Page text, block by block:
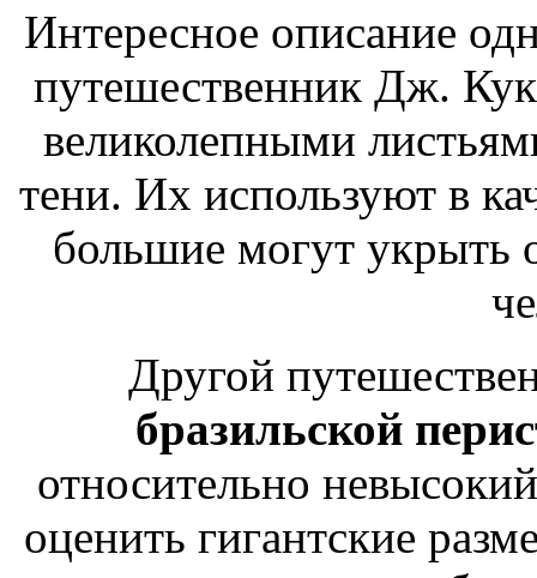
Интересное описание
путешественник Дж.
великолепными
тени. Их используют в
большие могут укрыть
Другой
бразильской
относительно
оценить гигантские